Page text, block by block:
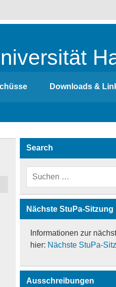
Downloads &
Search
Nächste StuPa-Sitzung
Informationen zur
hier: Nächste StuPa-
Ausschreibungen